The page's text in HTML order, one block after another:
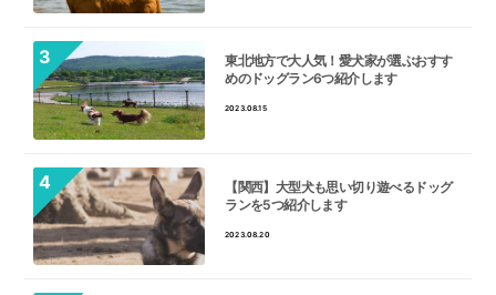
東北地方で大人気！愛犬家が選ぶおすす
めのドッグラン6つ紹介します
2023.08.15
【関西】大型犬も思い切り遊べるドッグ
ランを5つ紹介します
2023.08.20